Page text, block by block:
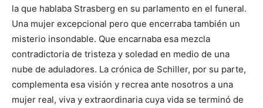
la que hablaba Strasberg en su parlamento en el funeral.
Una mujer excepcional pero que encerraba también un
misterio insondable. Que encarnaba esa mezcla
contradictoria de tristeza y soledad en medio de una
nube de aduladores. La crónica de Schiller, por su parte,
complementa esa visión y recrea ante nosotros a una
mujer real, viva y extraordinaria cuya vida se terminó de